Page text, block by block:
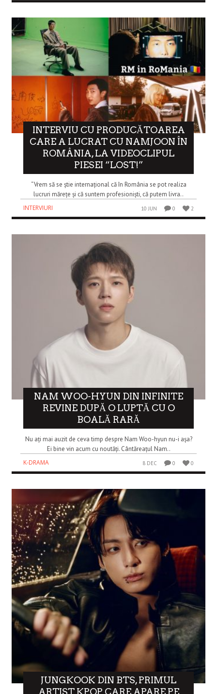
INTERVIU CU PRODUCĂTOAREA
CARE A LUCRAT CU NAMJOON ÎN
ROMÂNIA, LA VIDEOCLIPUL
PIESEI “LOST!”
“Vrem să se știe internațional că în România se pot realiza
lucruri mărețe și că suntem profesioniști, că putem livra..
INTERVIURI
10 JUN 0 2
NAM WOO-HYUN DIN INFINITE
REVINE DUPĂ O LUPTĂ CU O
BOALĂ RARĂ
Nu ați mai auzit de ceva timp despre Nam Woo-hyun nu-i așa?
Ei bine vin acum cu noutăți. Cântăreațul Nam..
K-DRAMA
8 DEC 0 0
JUNGKOOK DIN BTS, PRIMUL